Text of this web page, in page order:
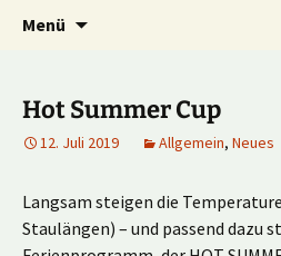
Kick it out!
Multiplayer Football
Menü
Hot Summer Cup
12. Juli 2019 Allgemein, Neues
Langsam steigen die
Staulängen) – und passend dazu